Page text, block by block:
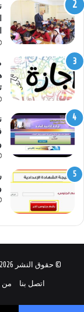
© حقوق النشر 2026، جميع الحقوق محفوظة لموقع كورة اكسترا |
اتصل بنا من